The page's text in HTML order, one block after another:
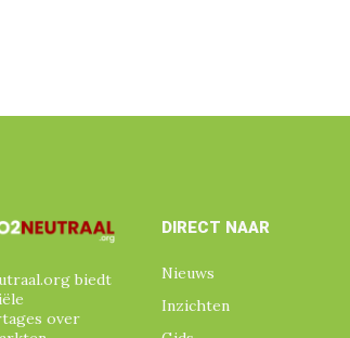
biedt
over
DIRECT NAAR
Nieuws
Inzichten